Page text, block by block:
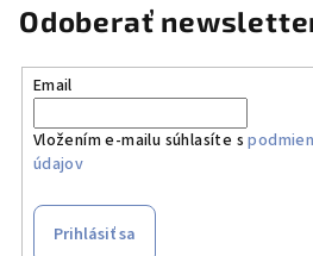
Odoberať
Email
Vložením e-mailu súhlasíte s
údajov
Prihlásiť sa